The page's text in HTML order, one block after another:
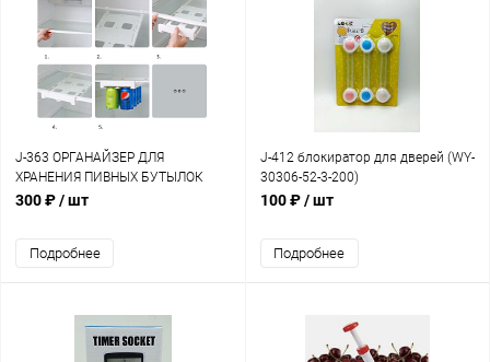
J-363 ОРГАНАЙЗЕР ДЛЯ
ХРАНЕНИЯ ПИВНЫХ БУТЫЛОК
(30215-40-5-60)
300 ₽/ шт
Подробнее
J-412 блокиратор для дверей (WY-
30306-52-3-200)
100 ₽/ шт
Подробнее